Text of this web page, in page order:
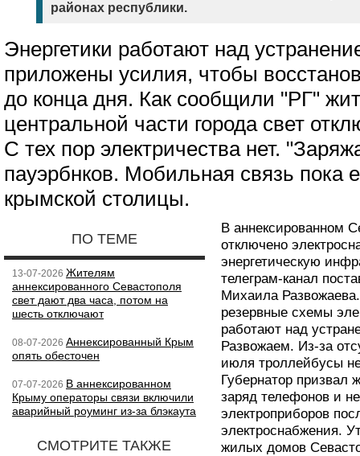
районах республики.
Энергетики работают над
приложены усилия, чтобы
до конца дня. Как сообщили "РГ"
центральной части города свет
С тех пор электричества нет.
пауэрбнков. Мобильная связь пока
крымской столицы.
ПО ТЕМЕ
13-07-2026 Жителям
аннексированного Севастополя
свет дают два часа, потом на
шесть отключают
08-07-2026 Аннексированный Крым
опять обесточен
07-07-2026 В аннексированном
Крыму операторы связи включили
аварийный роуминг из-за блэкаута
СМОТРИТЕ ТАКЖЕ
В аннексированном
отключено
энергетическую
телеграм-канал
Михаила
резервные схемы
работают над
Развожаем. Из-за
июля троллейбусы
Губернатор призвал
заряд телефонов и
электроприборов
электроснабжения.
жилых домов